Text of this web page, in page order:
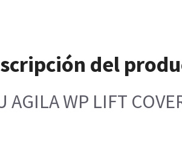
del
AGILA WP LIFT